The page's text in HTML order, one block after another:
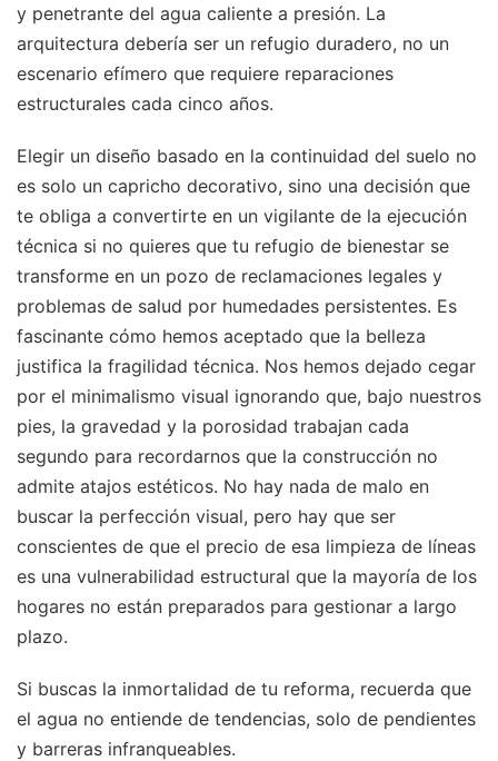
y penetrante del agua caliente a presión. La
arquitectura debería ser un refugio duradero, no un
escenario efímero que requiere reparaciones
estructurales cada cinco años.
Elegir un diseño basado en la continuidad del suelo no
es solo un capricho decorativo, sino una decisión que
te obliga a convertirte en un vigilante de la ejecución
técnica si no quieres que tu refugio de bienestar se
transforme en un pozo de reclamaciones legales y
problemas de salud por humedades persistentes. Es
fascinante cómo hemos aceptado que la belleza
justifica la fragilidad técnica. Nos hemos dejado cegar
por el minimalismo visual ignorando que, bajo nuestros
pies, la gravedad y la porosidad trabajan cada
segundo para recordarnos que la construcción no
admite atajos estéticos. No hay nada de malo en
buscar la perfección visual, pero hay que ser
conscientes de que el precio de esa limpieza de líneas
es una vulnerabilidad estructural que la mayoría de los
hogares no están preparados para gestionar a largo
plazo.
Si buscas la inmortalidad de tu reforma, recuerda que
el agua no entiende de tendencias, solo de pendientes
y barreras infranqueables.